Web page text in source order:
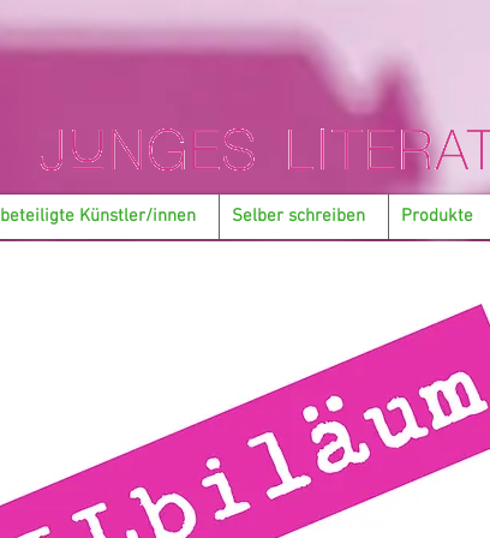
beteiligte Künstler/innen Selber schreiben Produkte